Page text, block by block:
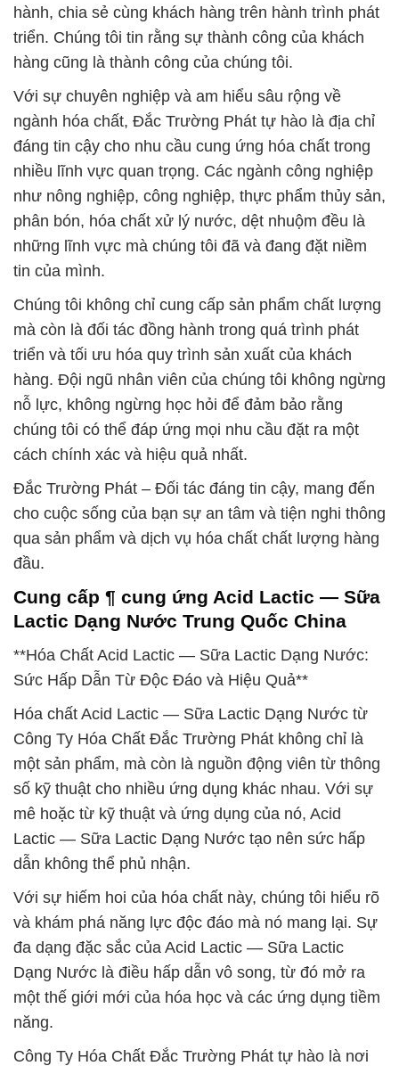
hành, chia sẻ cùng khách hàng trên hành trình phát
triển. Chúng tôi tin rằng sự thành công của khách
hàng cũng là thành công của chúng tôi.
Với sự chuyên nghiệp và am hiểu sâu rộng về
ngành hóa chất, Đắc Trường Phát tự hào là địa chỉ
đáng tin cậy cho nhu cầu cung ứng hóa chất trong
nhiều lĩnh vực quan trọng. Các ngành công nghiệp
như nông nghiệp, công nghiệp, thực phẩm thủy sản,
phân bón, hóa chất xử lý nước, dệt nhuộm đều là
những lĩnh vực mà chúng tôi đã và đang đặt niềm
tin của mình.
Chúng tôi không chỉ cung cấp sản phẩm chất lượng
mà còn là đối tác đồng hành trong quá trình phát
triển và tối ưu hóa quy trình sản xuất của khách
hàng. Đội ngũ nhân viên của chúng tôi không ngừng
nỗ lực, không ngừng học hỏi để đảm bảo rằng
chúng tôi có thể đáp ứng mọi nhu cầu đặt ra một
cách chính xác và hiệu quả nhất.
Đắc Trường Phát – Đối tác đáng tin cậy, mang đến
cho cuộc sống của bạn sự an tâm và tiện nghi thông
qua sản phẩm và dịch vụ hóa chất chất lượng hàng
đầu.
Cung cấp ¶ cung ứng Acid Lactic — Sữa
Lactic Dạng Nước Trung Quốc China
**Hóa Chất Acid Lactic — Sữa Lactic Dạng Nước:
Sức Hấp Dẫn Từ Độc Đáo và Hiệu Quả**
Hóa chất Acid Lactic — Sữa Lactic Dạng Nước từ
Công Ty Hóa Chất Đắc Trường Phát không chỉ là
một sản phẩm, mà còn là nguồn động viên từ thông
số kỹ thuật cho nhiều ứng dụng khác nhau. Với sự
mê hoặc từ kỹ thuật và ứng dụng của nó, Acid
Lactic — Sữa Lactic Dạng Nước tạo nên sức hấp
dẫn không thể phủ nhận.
Với sự hiếm hoi của hóa chất này, chúng tôi hiểu rõ
và khám phá năng lực độc đáo mà nó mang lại. Sự
đa dạng đặc sắc của Acid Lactic — Sữa Lactic
Dạng Nước là điều hấp dẫn vô song, từ đó mở ra
một thế giới mới của hóa học và các ứng dụng tiềm
năng.
Công Ty Hóa Chất Đắc Trường Phát tự hào là nơi